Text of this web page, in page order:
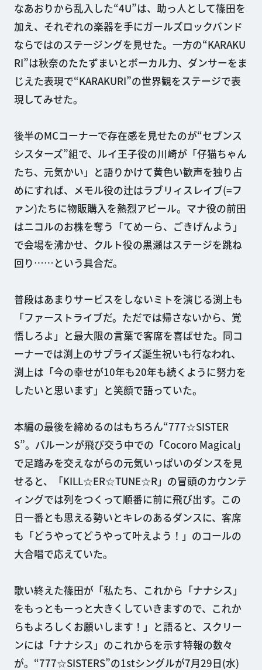
なあおりから乱入した“4U”は、助っ人として篠田を
加え、それぞれの楽器を手にガールズロックバンド
ならではのステージングを見せた。一方の“KARAKU
RI”は秋奈のたたずまいとボーカル力、ダンサーをま
じえた表現で“KARAKURI”の世界観をステージで表
現してみせた。
後半のMCコーナーで存在感を見せたのが“セブンス
シスターズ”組で、ルイ王子役の川崎が「仔猫ちゃん
たち、元気かい」と語りかけて黄色い歓声を独り占
めにすれば、メモル役の辻はラブリィスレイブ(=フ
ァン)たちに物販購入を熱烈アピール。マナ役の前田
はニコルのお株を奪う「てめーら、ごきげんよう」
で会場を沸かせ、クルト役の黒瀬はステージを跳ね
回り……という具合だ。
普段はあまりサービスをしないミトを演じる渕上も
「ファーストライブだ。ただでは帰さないから、覚
悟しろよ」と最大限の言葉で客席を喜ばせた。同コ
ーナーでは渕上のサプライズ誕生祝いも行なわれ、
渕上は「今の幸せが10年も20年も続くように努力を
したいと思います」と笑顔で語っていた。
本編の最後を締めるのはもちろん“777☆SISTER
S”。バルーンが飛び交う中での「Cocoro Magical」
で足踏みを交えながらの元気いっぱいのダンスを見
せると、「KILL☆ER☆TUNE☆R」の冒頭のカウンテ
ィングでは列をつくって順番に前に飛び出す。この
日一番とも思える勢いとキレのあるダンスに、客席
も「どうやってどうやって叶えよう！」のコールの
大合唱で応えていた。
歌い終えた篠田が「私たち、これから「ナナシス」
をもっともーっと大きくしていきますので、これか
らもよろしくお願いします！」と語ると、スクリー
ンには「ナナシス」のこれからを示す特報の数々
が。“777☆SISTERS”の1stシングルが7月29日(水)